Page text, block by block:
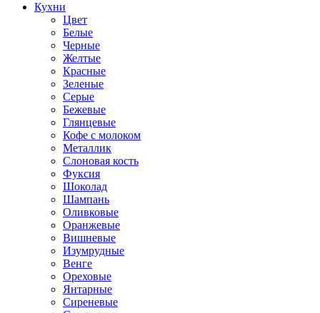
Кухни
Цвет
Белые
Черные
Желтые
Красные
Зеленые
Серые
Бежевые
Глянцевые
Кофе с молоком
Металлик
Слоновая кость
Фуксия
Шоколад
Шампань
Оливковые
Оранжевые
Вишневые
Изумрудные
Венге
Ореховые
Янтарные
Сиреневые